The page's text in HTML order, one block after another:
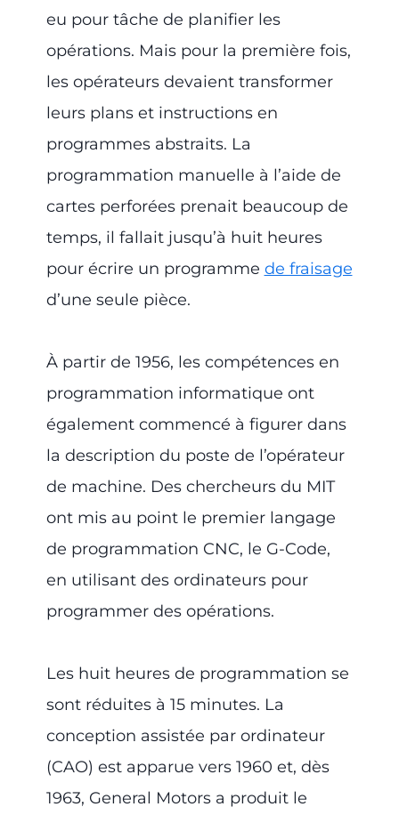
eu pour tâche de planifier les
opérations. Mais pour la première fois,
les opérateurs devaient transformer
leurs plans et instructions en
programmes abstraits. La
programmation manuelle à l’aide de
cartes perforées prenait beaucoup de
temps, il fallait jusqu’à huit heures
pour écrire un programme de fraisage
d’une seule pièce.
À partir de 1956, les compétences en
programmation informatique ont
également commencé à figurer dans
la description du poste de l’opérateur
de machine. Des chercheurs du MIT
ont mis au point le premier langage
de programmation CNC, le G-Code,
en utilisant des ordinateurs pour
programmer des opérations.
Les huit heures de programmation se
sont réduites à 15 minutes. La
conception assistée par ordinateur
(CAO) est apparue vers 1960 et, dès
1963, General Motors a produit le